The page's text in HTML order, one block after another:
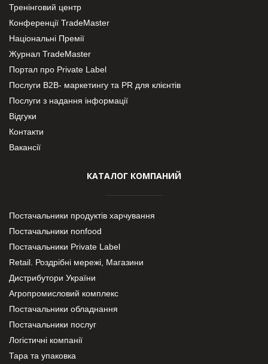
Тренінговий центр
Конференції TradeMaster
Національні Премії
Журнал TradeMaster
Портал про Private Label
Послуги В2В- маркетингу та PR для клієнтів
Послуги з надання інформації
Відгуки
Контакти
Вакансії
КАТАЛОГ КОМПАНИЙ
Постачальники продуктів харчування
Постачальники nonfood
Постачальники Private Label
Retail. Роздрібні мережі, Магазини
Дистрибутори України
Агропромисловий комплекс
Постачальники обладнання
Постачальники послуг
Логістичні компанії
Тара та упаковка